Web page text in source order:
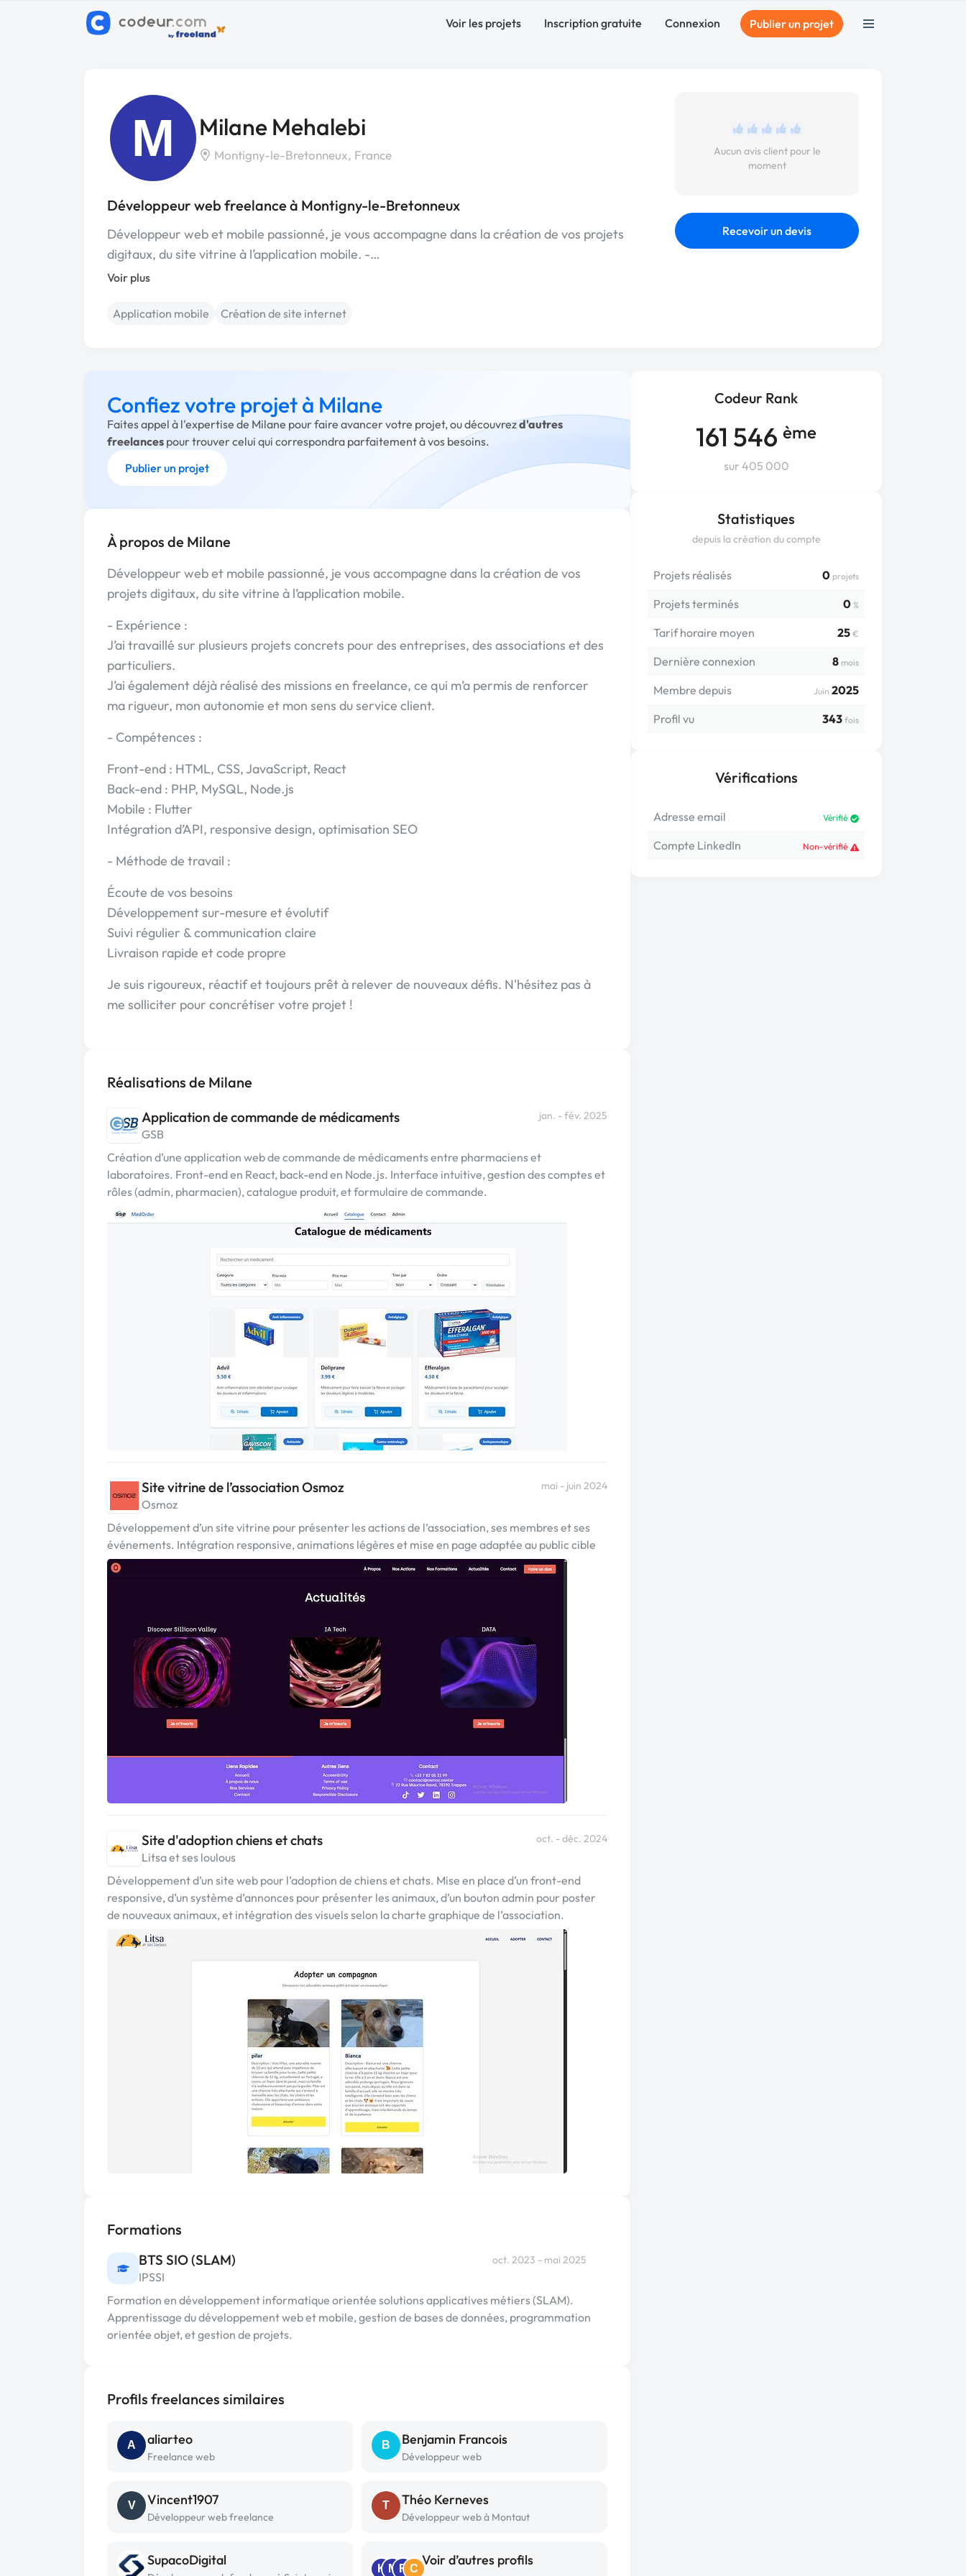
Voir les projets Inscription gratuite Connexion Publier un projet
M Milane Mehalebi
Montigny-le-Bretonneux, France
Développeur web freelance à Montigny-le-Bretonneux
Développeur web et mobile passionné, je vous accompagne dans la création de vos projets
digitaux, du site vitrine à l’application mobile. -…
Voir plus
Application mobile Création de site internet
Aucun avis client pour le
moment
Recevoir un devis
Codeur Rank
161 546 ème
sur 405 000
Statistiques
depuis la création du compte
Projets réalisés 0 projets
Projets terminés 0 %
Tarif horaire moyen 25 €
Dernière connexion 8 mois
Membre depuis Juin 2025
Profil vu
343 fois
Vérifications
Adresse email Vérifié
Compte LinkedIn Non-vérifié
Confiez votre projet à Milane
Faites appel à l'expertise de Milane pour faire avancer votre projet, ou découvrezd'autres
freelances pour trouver celui qui correspondra parfaitement à vos besoins.
Publier un projet
À propos de Milane
Développeur web et mobile passionné, je vous accompagne dans la création de vos
projets digitaux, du site vitrine à l’application mobile.
- Expérience :
J’ai travaillé sur plusieurs projets concrets pour des entreprises, des associations et des
particuliers.
J’ai également déjà réalisé des missions en freelance, ce qui m’a permis de renforcer
ma rigueur, mon autonomie et mon sens du service client.
- Compétences :
Front-end : HTML, CSS, JavaScript, React
Back-end : PHP, MySQL, Node.js
Mobile : Flutter
Intégration d’API, responsive design, optimisation SEO
- Méthode de travail :
Écoute de vos besoins
Développement sur-mesure et évolutif
Suivi régulier & communication claire
Livraison rapide et code propre
Je suis rigoureux, réactif et toujours prêt à relever de nouveaux défis. N'hésitez pas à
me solliciter pour concrétiser votre projet !
Réalisations de Milane
Application de commande de médicaments
GSB
jan. - fév. 2025
Création d’une application web de commande de médicaments entre pharmaciens et
laboratoires. Front-end en React, back-end en Node.js. Interface intuitive, gestion des comptes et
rôles (admin, pharmacien), catalogue produit, et formulaire de commande.
Site vitrine de l’association Osmoz
Osmoz
mai - juin 2024
Développement d’un site vitrine pour présenter les actions de l’association, ses membres et ses
événements. Intégration responsive, animations légères et mise en page adaptée au public cible
Site d'adoption chiens et chats
Litsa et ses loulous
oct. - déc. 2024
Développement d’un site web pour l’adoption de chiens et chats. Mise en place d’un front-end
responsive, d’un système d’annonces pour présenter les animaux, d’un bouton admin pour poster
de nouveaux animaux, et intégration des visuels selon la charte graphique de l’association.
Formations
BTS SIO (SLAM)
IPSSI
oct. 2023 - mai 2025
Formation en développement informatique orientée solutions applicatives métiers (SLAM).
Apprentissage du développement web et mobile, gestion de bases de données, programmation
orientée objet, et gestion de projets.
Profils freelances similaires
A aliarteo
Freelance web
B Benjamin Francois
Développeur web
V Vincent1907
Développeur web freelance
T Théo Kerneves
Développeur web à Montaut
SupacoDigital
K M R C
Voir d’autres profils